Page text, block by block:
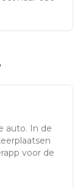
auto. In de
voor de